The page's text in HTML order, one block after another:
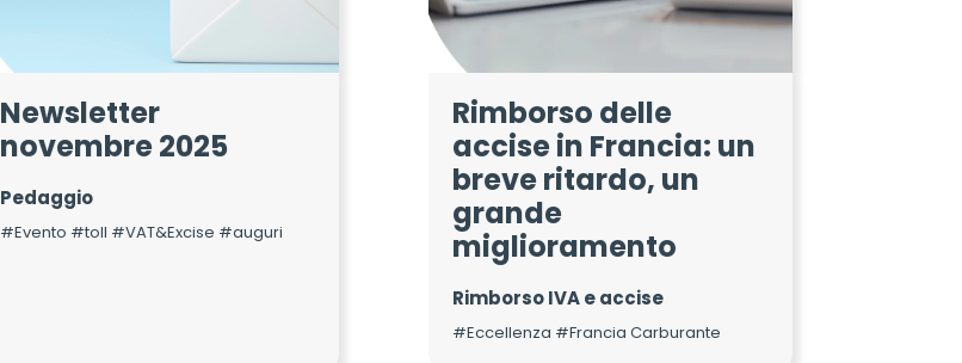
Newsletter
novembre 2025
Pedaggio
#Evento #toll #VAT&Excise #auguri
Rimborso delle
accise in Francia: un
breve ritardo, un
grande
miglioramento
Rimborso IVA e accise
#Eccellenza #Francia Carburante